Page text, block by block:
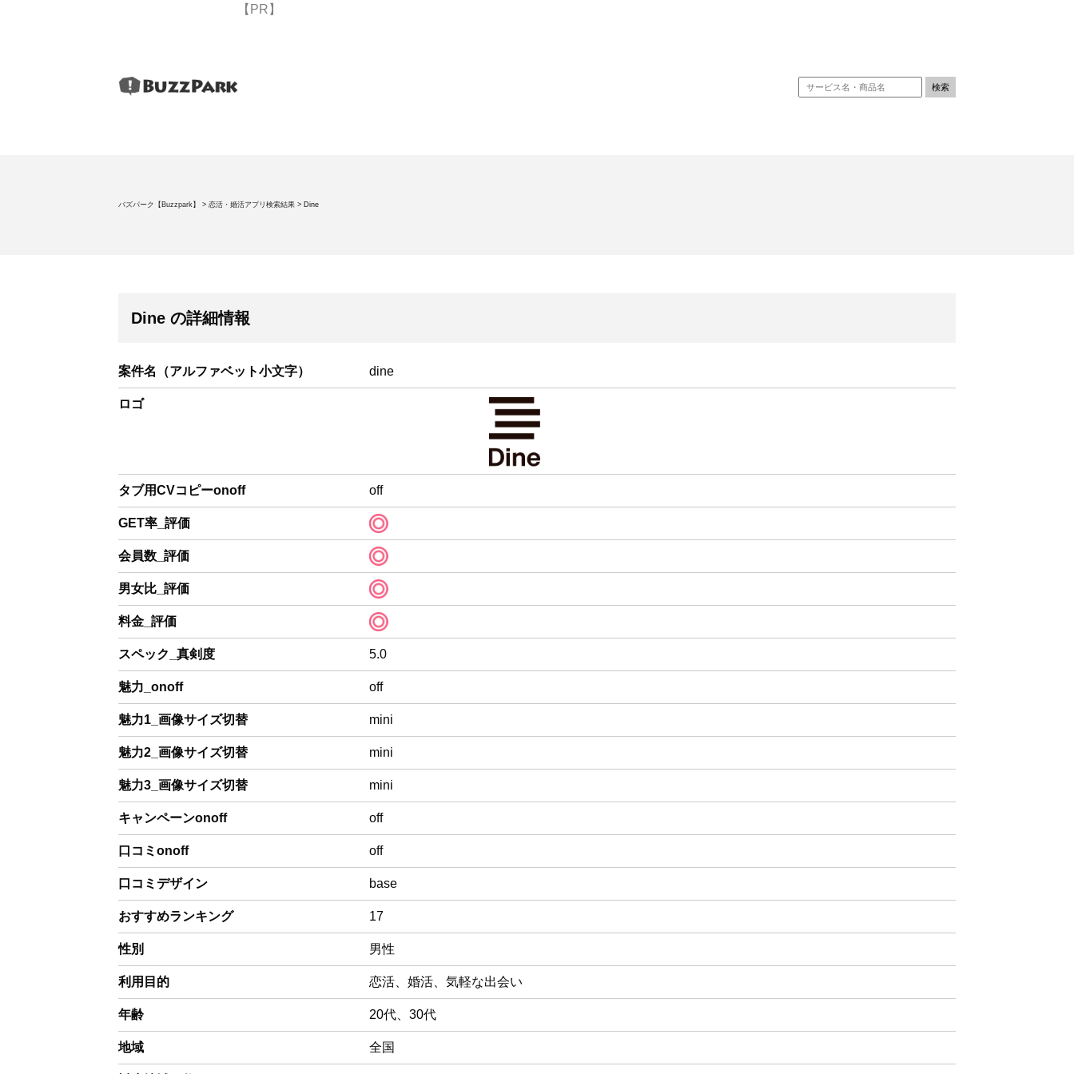
【PR】
バズパーク【Buzzpark】 > 恋活・婚活アプリ検索結果 > Dine
Dine の詳細情報
案件名（アルファベット小文字） dine
ロゴ
タブ用CVコピーonoff off
GET率_評価
会員数_評価
男女比_評価
料金_評価
スペック_真剣度 5.0
魅力_onoff off
魅力1_画像サイズ切替 mini
魅力2_画像サイズ切替 mini
魅力3_画像サイズ切替 mini
キャンペーンonoff off
口コミonoff off
口コミデザイン base
おすすめランキング 17
性別 男性
利用目的 恋活、婚活、気軽な出会い
年齢 20代、30代
地域 全国